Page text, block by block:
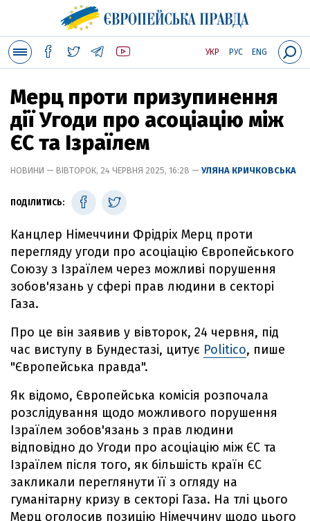
УКР РУС ENG
Мерц проти призупинення
дії Угоди про асоціацію між
ЄС та Ізраїлем
НОВИНИ — ВІВТОРОК, 24 ЧЕРВНЯ 2025, 16:28 — УЛЯНА КРИЧКОВСЬКА
ПОДІЛИТИСЬ:
Канцлер Німеччини Фрідріх Мерц проти
перегляду угоди про асоціацію Європейського
Союзу з Ізраїлем через можливі порушення
зобов'язань у сфері прав людини в секторі
Газа.
Про це він заявив у вівторок, 24 червня, під
час виступу в Бундестазі, цитує Politico, пише
"Європейська правда".
Як відомо, Європейська комісія розпочала
розслідування щодо можливого порушення
Ізраїлем зобов'язань з прав людини
відповідно до Угоди про асоціацію між ЄС та
Ізраїлем після того, як більшість країн ЄС
закликали переглянути її з огляду на
гуманітарну кризу в секторі Газа. На тлі цього
Мерц оголосив позицію Німеччину щодо цього